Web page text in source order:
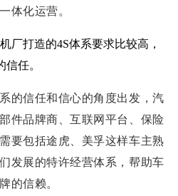
体化运营。
厂打造的4S体系要求比较高，
任。
的信任和信心的角度出发，汽
件品牌商、互联网平台、保险
要包括途虎、美孚这样车主熟
发展的特许经营体系，帮助车
的信赖。